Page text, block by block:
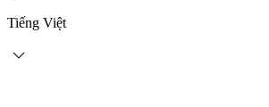
Tiếng Việt